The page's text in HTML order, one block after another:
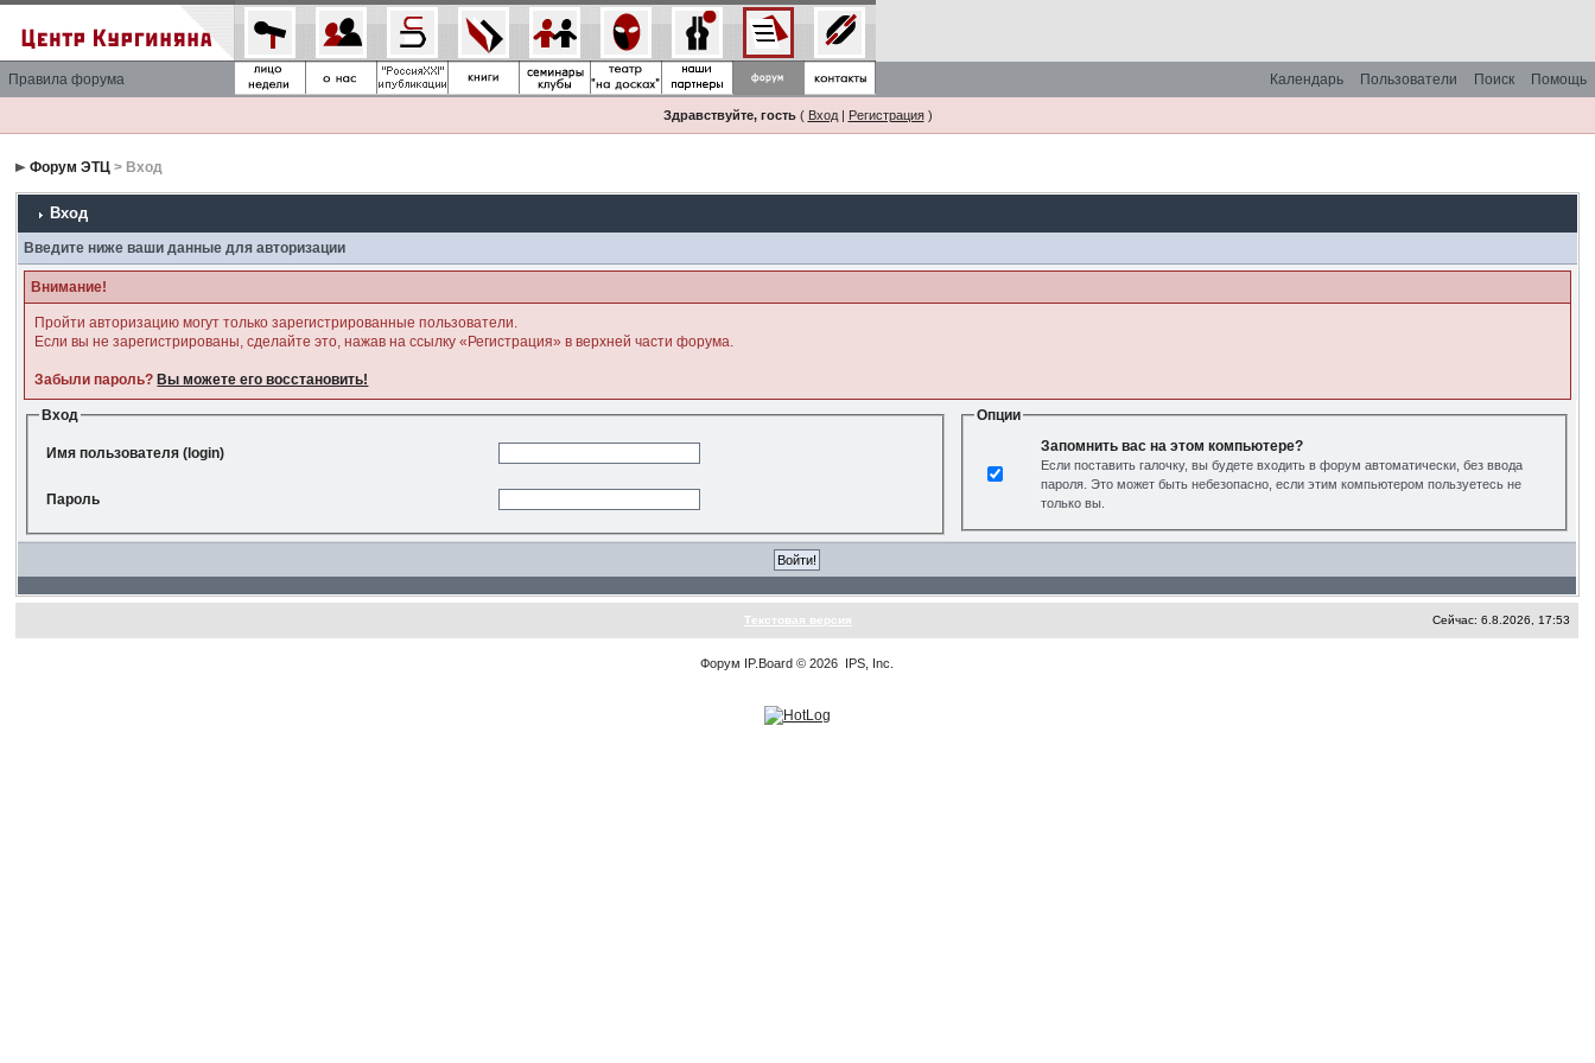
Правила форума Помощь
Поиск
Пользователи
Календарь
Здравствуйте, гость( Вход| Регистрация)
Форум ЭТЦ > Вход
Вход
Введите ниже ваши данные для авторизации
Внимание!
Пройти авторизацию могут только зарегистрированные пользователи.
Если вы не зарегистрированы, сделайте это, нажав на ссылку «Регистрация» в верхней части форума.
Забыли пароль? Вы можете его восстановить!
Вход
Имя пользователя (login)
Пароль
Опции
Запомнить вас на этом компьютере?
Если поставить галочку, вы будете входить в форум автоматически, без ввода
пароля. Это может быть небезопасно, если этим компьютером пользуетесь не
только вы.
Текстовая версия Сейчас: 6.8.2026, 17:53
Форум IP.Board © 2026 IPS, Inc